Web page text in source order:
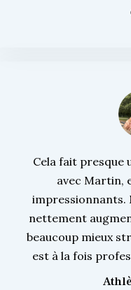
Cela fait presque
avec Martin,
impressionnants.
nettement
beaucoup mieux
est à la fois